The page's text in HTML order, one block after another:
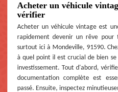
Acheter un véhicule
vérifier
Acheter un véhicule vintage est
rapidement devenir un rêve pour
surtout ici à Mondeville, 91590.
à quel point il est crucial de bien
investissement. Tout d'abord,
documentation complète est
passé. Ensuite, inspectez